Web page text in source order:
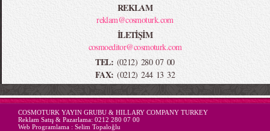
REKLAM
reklam@cosmoturk.com
İLETİŞİM
cosmoeditor@cosmoturk.com
TEL: (0212) 280 07 00
FAX: (0212) 244 13 32
-->
COSMOTURK YAYIN GRUBU & HILLARY COMPANY TURKEY
Reklam Satış & Pazarlama: 0212 280 07 00
Web Programlama : Selim Topaloğlu